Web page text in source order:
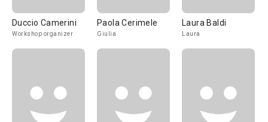
Duccio Camerini
Workshop organizer
Paola Cerimele
Giulia
Laura Baldi
Laura